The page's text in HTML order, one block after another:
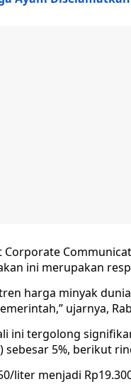
Corporate
ini merupakan
harga minyak
ujarnya,
ini tergolong
5%, berikut
liter menjadi